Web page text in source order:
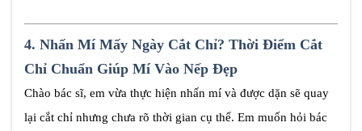
4. Nhấn Mí Mấy Ngày Cắt Chỉ? Thời Điểm Cắt
Chỉ Chuẩn Giúp Mí Vào Nếp Đẹp
Chào bác sĩ, em vừa thực hiện nhấn mí và được dặn sẽ quay
lại cắt chỉ nhưng chưa rõ thời gian cụ thể. Em muốn hỏi bác